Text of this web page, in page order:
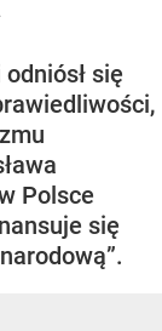
się
Polsce
się